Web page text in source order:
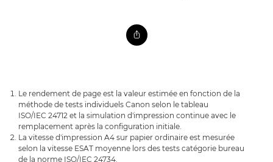
Le rendement de page est la valeur estimée en fonction de la
méthode de tests individuels Canon selon le tableau
ISO/IEC 24712 et la simulation d'impression continue avec le
remplacement après la configuration initiale.
La vitesse d'impression A4 sur papier ordinaire est mesurée
selon la vitesse ESAT moyenne lors des tests catégorie bureau
de la norme ISO/IEC 24734.